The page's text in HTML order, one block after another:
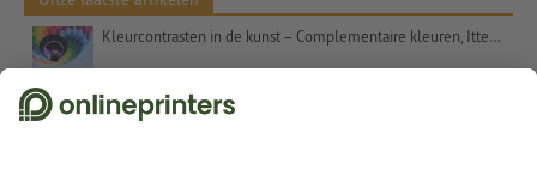
Kleurcontrasten in de kunst – Complementaire kleuren, Itten en het getal 7
Kerstcadeaus voor klanten – inspiratie en tips